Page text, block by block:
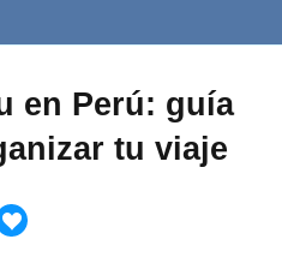
en Perú: guía
tu viaje